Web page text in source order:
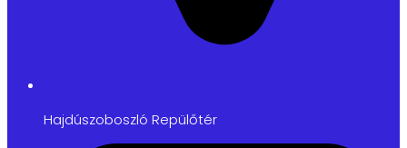
Hajdúszoboszló Repülőtér